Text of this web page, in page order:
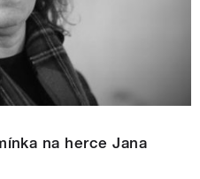
na herce Jana